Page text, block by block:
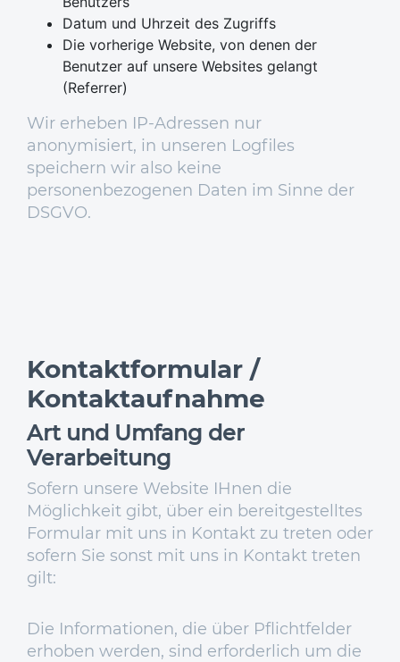
Datum und Uhrzeit des Zugriffs
Die vorherige Website, von denen der
Benutzer auf unsere Websites gelangt
(Referrer)
Wir erheben IP-Adressen nur
anonymisiert, in unseren Logfiles
speichern wir also keine
personenbezogenen Daten im Sinne der
DSGVO.
Kontaktformular /
Kontaktaufnahme
Art und Umfang der
Verarbeitung
Sofern unsere Website IHnen die
Möglichkeit gibt, über ein bereitgestelltes
Formular mit uns in Kontakt zu treten oder
sofern Sie sonst mit uns in Kontakt treten
gilt:
Die Informationen, die über Pflichtfelder
erhoben werden, sind erforderlich um die